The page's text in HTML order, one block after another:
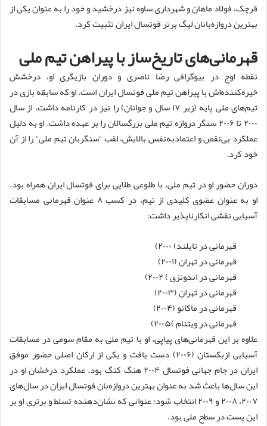
قرچک، فولاد ماهان و شهرداری ساوه نیز درخشید و خود را به عنوان یکی از
بهترین دروازه‌بانان لیگ برتر فوتسال ایران تثبیت کرد.
قهرمانی‌های تاریخ‌ساز با پیراهن تیم ملی
نقطه اوج در بیوگرافی رضا ناصری و دوران بازیگری او، درخشش
خیره‌کننده‌اش با پیراهن تیم ملی فوتسال ایران است. او که سابقه بازی در
تیم‌های ملی پایه (زیر ۱۷ سال و جوانان) را نیز در کارنامه داشت، از سال
۲۰۰۰ تا ۲۰۰۶ سنگر دروازه تیم ملی بزرگسالان را بر عهده داشت. او به دلیل
عملکرد بی‌نقص و اعتمادبه‌نفس بالایش، لقب “سنگربان تیم ملی” را از آن
خود کرد.
دوران حضور او در تیم ملی، با طلوعی طلایی برای فوتسال ایران همراه بود.
او به عنوان عضوی کلیدی از تیم، در کسب ۸ عنوان قهرمانی مسابقات
آسیایی نقشی انکارناپذیر داشت:
قهرمانی در تایلند) ۲۰۰۰)
قهرمانی در تهران (۲۰۰۱)
قهرمانی در اندونزی ) ۲۰۰۲)
قهرمانی در تهران (۲۰۰۳)
قهرمانی در ماکائو (۲۰۰۴)
قهرمانی در ویتنام )۲۰۰۵)
علاوه بر این قهرمانی‌های پیاپی، او با تیم ملی به مقام سومی در مسابقات
آسیایی ازبکستان (۲۰۰۶) دست یافت و یکی از ارکان اصلی حضور موفق
ایران در جام جهانی فوتسال ۲۰۰۴ هنگ کنگ بود. عملکرد درخشان او در
این سال‌ها باعث شد به عنوان بهترین دروازه‌بان فوتسال ایران در سال‌های
۲۰۰۷، ۲۰۰۸ و ۲۰۰۹ انتخاب شود؛ عنوانی که نشان‌دهنده تسلط و برتری او بر
این پست در سطح ملی بود.